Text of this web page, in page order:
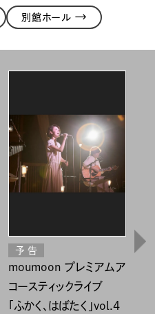
別館ホール →
第44回 六轡会 篆刻作
品展